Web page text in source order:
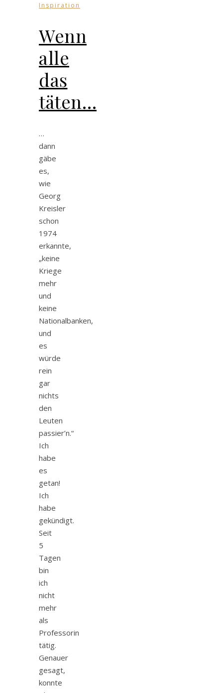
Inspiration
Wenn
alle
das
täten…
…
dann
gäbe
es,
wie
Georg
Kreisler
schon
1974
erkannte,
„keine
Kriege
mehr
und
keine
Nationalbanken,
und
es
würde
rein
gar
nichts
den
Leuten
passier’n.“
Ich
habe
es
getan!
Ich
habe
gekündigt.
Seit
5
Tagen
bin
ich
nicht
mehr
als
Professorin
tätig.
Genauer
gesagt,
konnte